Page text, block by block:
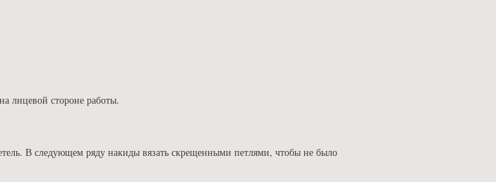
лицевой стороне работы.
В следующем ряду накиды вязать скрещенными петлями, чтобы не было